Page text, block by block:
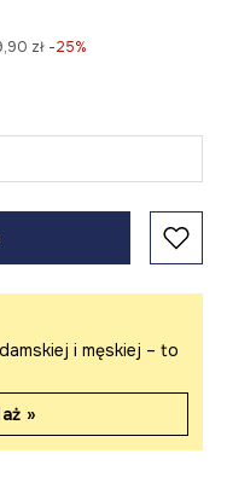
zł -25%
i męskiej – to
»